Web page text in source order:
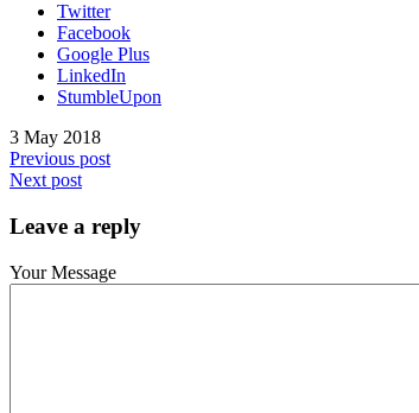
Twitter
Facebook
Google Plus
LinkedIn
StumbleUpon
3 May 2018
Previous post
Next post
Leave a reply
Your Message